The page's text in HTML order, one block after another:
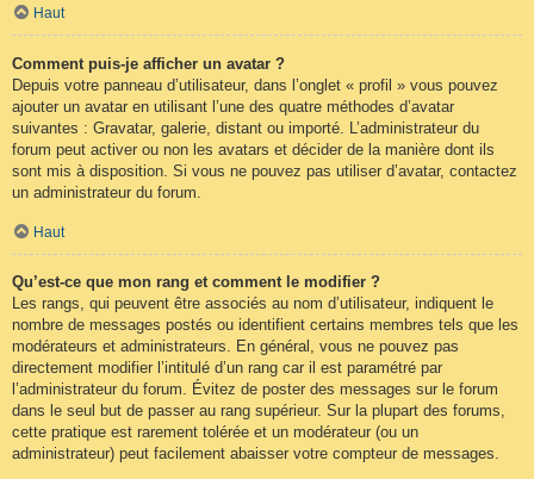
Haut
Comment puis-je afficher un avatar ?
Depuis votre panneau d’utilisateur, dans l’onglet « profil » vous pouvez
ajouter un avatar en utilisant l’une des quatre méthodes d’avatar
suivantes : Gravatar, galerie, distant ou importé. L’administrateur du
forum peut activer ou non les avatars et décider de la manière dont ils
sont mis à disposition. Si vous ne pouvez pas utiliser d’avatar, contactez
un administrateur du forum.
Haut
Qu’est-ce que mon rang et comment le modifier ?
Les rangs, qui peuvent être associés au nom d’utilisateur, indiquent le
nombre de messages postés ou identifient certains membres tels que les
modérateurs et administrateurs. En général, vous ne pouvez pas
directement modifier l’intitulé d’un rang car il est paramétré par
l’administrateur du forum. Évitez de poster des messages sur le forum
dans le seul but de passer au rang supérieur. Sur la plupart des forums,
cette pratique est rarement tolérée et un modérateur (ou un
administrateur) peut facilement abaisser votre compteur de messages.